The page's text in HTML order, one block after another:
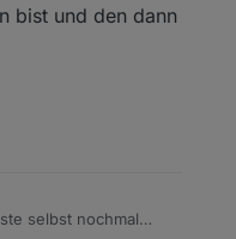
hinbekommen.
im Punkt
bist und den dann
selbst nochmal